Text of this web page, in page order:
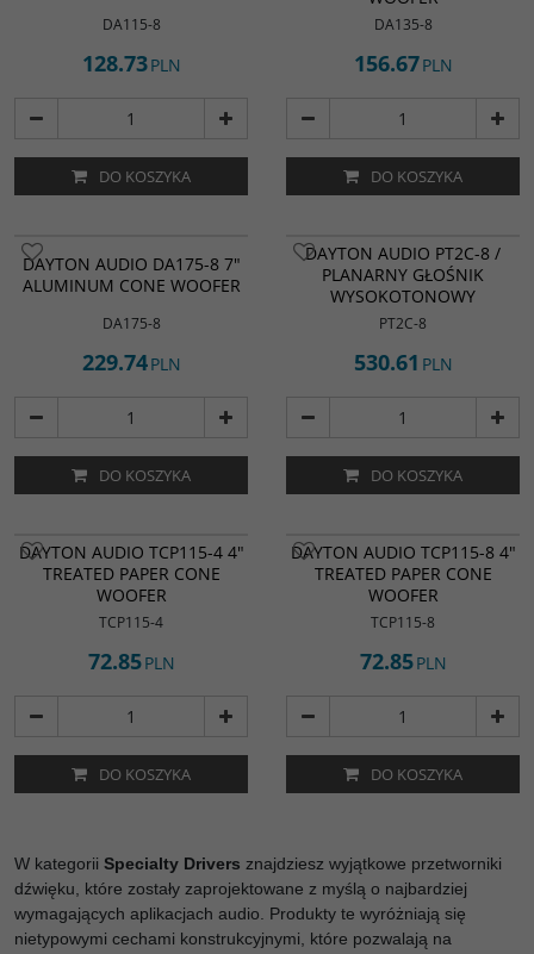
DA115-8
128.73PLN
DO KOSZYKA
DA135-8
156.67PLN
DO KOSZYKA
DAYTON AUDIO DA175-8 7"
ALUMINUM CONE WOOFER
DA175-8
229.74PLN
DO KOSZYKA
DAYTON AUDIO PT2C-8 /
PLANARNY GŁOŚNIK
WYSOKOTONOWY
PT2C-8
530.61 PLN
DO KOSZYKA
DAYTON AUDIO TCP115-4 4"
TREATED PAPER CONE
WOOFER
TCP115-4
72.85PLN
DO KOSZYKA
DAYTON AUDIO TCP115-8 4"
TREATED PAPER CONE
WOOFER
TCP115-8
72.85PLN
DO KOSZYKA
W kategorii Specialty Drivers znajdziesz wyjątkowe przetworniki
dźwięku, które zostały zaprojektowane z myślą o najbardziej
wymagających aplikacjach audio. Produkty te wyróżniają się
nietypowymi cechami konstrukcyjnymi, które pozwalają na